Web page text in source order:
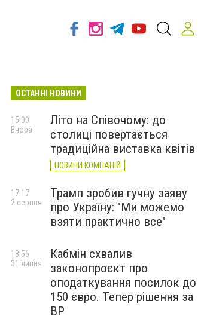
ОСТАННІ НОВИНИ
Літо на Співочому: до
столиці повертається
традиційна виставка квітів
НОВИНИ КОМПАНІЙ
15:00
Вчора
Трамп зробив гучну заяву
про Україну: "Ми можемо
взяти практично все"
17:17
2 серпня
Кабмін схвалив
законопроєкт про
оподаткування посилок до
150 євро. Тепер рішення за
ВР
18:56
31 липня